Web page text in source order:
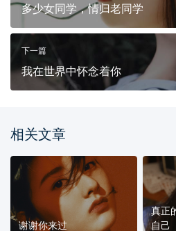
多少女同学，情归老同学
下一篇
我在世界中怀念着你
相关文章
谢谢你来过
真正
自己